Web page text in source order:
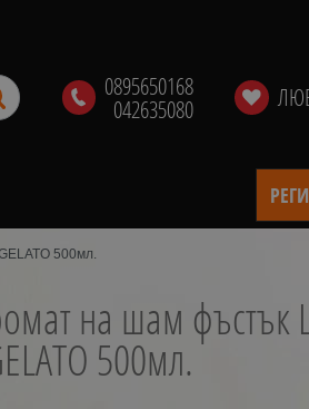
0895650168
042635080
500мл.
на шам фъстък
500мл.